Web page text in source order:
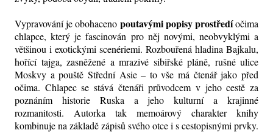
Vypravování je obohaceno poutavými popisy prostředíočima
chlapce, který je fascinován pro něj novými, neobvyklými a
většinou i exotickými scenériemi. Rozbouřená hladina Bajkalu,
hořící tajga, zasněžené a mrazivé sibiřské pláně, rušné ulice
Moskvy a pouště Střední Asie – to vše má čtenář jako před
očima. Chlapec se stává čtenáři průvodcem v jeho cestě za
poznáním historie Ruska a jeho kulturní a krajinné
rozmanitosti. Autorka tak memoárový charakter knihy
kombinuje na základě zápisů svého otce i s cestopisnými prvky.